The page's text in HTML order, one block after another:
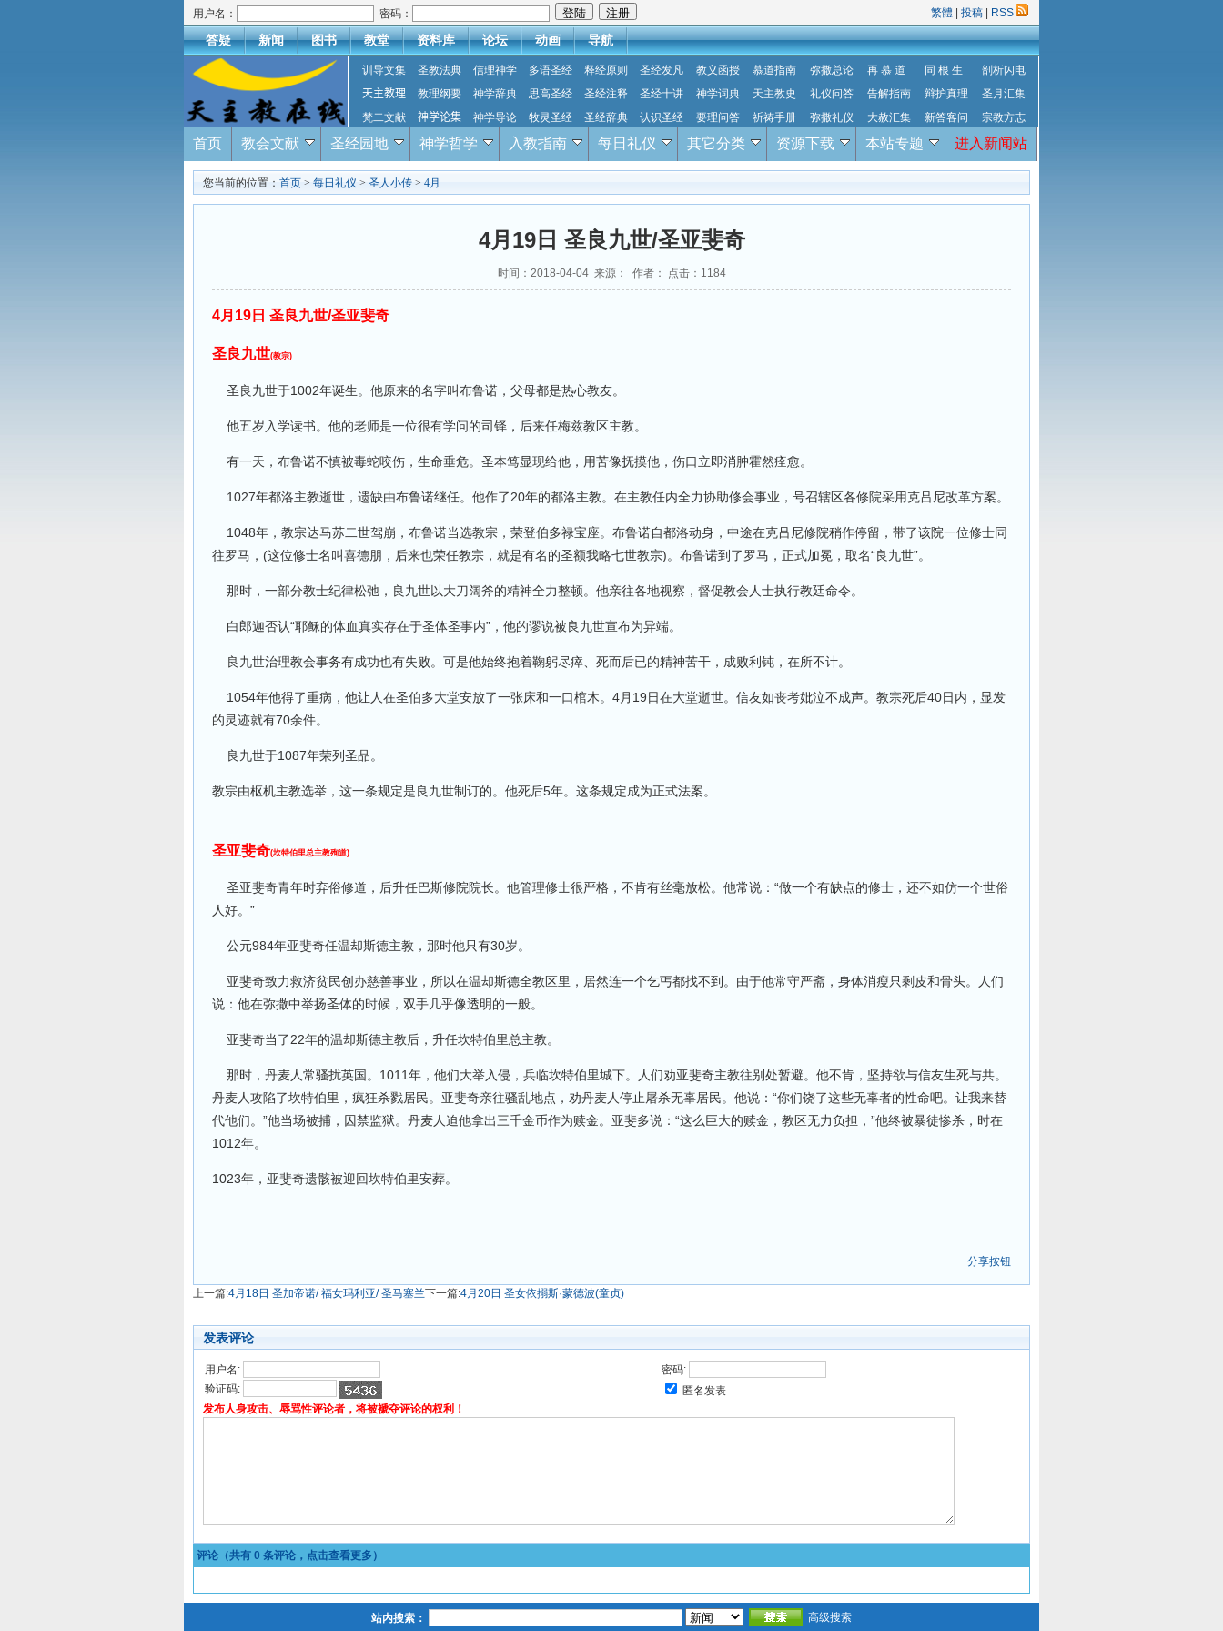
用户名： 密码： 繁體 投稿 RSS
答疑 新闻 图书 教堂 资料库 论坛 动画 导航
训导文集 圣教法典 信理神学 多语圣经 释经原则 圣经发凡 教义函授 慕道指南 弥撒总论 再 慕 道 同 根 生
剖析闪电
天主教理
教理纲要 神学辞典 思高圣经 圣经注释 圣经十讲 神学词典 天主教史 礼仪问答 告解指南 辩护真理
圣月汇集
梵二文献
神学论集 神学导论 牧灵圣经 圣经辞典 认识圣经 要理问答 祈祷手册 弥撒礼仪 大赦汇集 新答客问 宗教方志
首页 教会文献 圣经园地 神学哲学 入教指南 每日礼仪 其它分类 资源下载 本站专题 进入新闻站
您当前的位置： 首页 > 每日礼仪 > 圣人小传 > 4月
4月19日 圣良九世/圣亚斐奇
时间：2018-04-04 来源： 作者： 点击： 1184
4月19日 圣良九世/圣亚斐奇
圣良九世(教宗)
圣良九世于1002年诞生。他原来的名字叫布鲁诺，父母都是热心教友。
他五岁入学读书。他的老师是一位很有学问的司铎，后来任梅兹教区主教。
有一天，布鲁诺不慎被毒蛇咬伤，生命垂危。圣本笃显现给他，用苦像抚摸他，伤口立即消肿霍然痊愈。
1027年都洛主教逝世，遗缺由布鲁诺继任。他作了20年的都洛主教。在主教任内全力协助修会事业，号召辖区各修院采用克吕尼改革方案。
1048年，教宗达马苏二世驾崩，布鲁诺当选教宗，荣登伯多禄宝座。布鲁诺自都洛动身，中途在克吕尼修院稍作停留，带了该院一位修士同
往罗马，(这位修士名叫喜德朋，后来也荣任教宗，就是有名的圣额我略七世教宗)。布鲁诺到了罗马，正式加冕，取名“良九世”。
那时，一部分教士纪律松弛，良九世以大刀阔斧的精神全力整顿。他亲往各地视察，督促教会人士执行教廷命令。
白郎迦否认“耶稣的体血真实存在于圣体圣事内”，他的谬说被良九世宣布为异端。
良九世治理教会事务有成功也有失败。可是他始终抱着鞠躬尽瘁、死而后已的精神苦干，成败利钝，在所不计。
1054年他得了重病，他让人在圣伯多大堂安放了一张床和一口棺木。4月19日在大堂逝世。信友如丧考妣泣不成声。教宗死后40日内，显发
的灵迹就有70余件。
良九世于1087年荣列圣品。
教宗由枢机主教选举，这一条规定是良九世制订的。他死后5年。这条规定成为正式法案。
圣亚斐奇(坎特伯里总主教殉道)
圣亚斐奇青年时弃俗修道，后升任巴斯修院院长。他管理修士很严格，不肯有丝毫放松。他常说：“做一个有缺点的修士，还不如仿一个世俗
人好。”
公元984年亚斐奇任温却斯德主教，那时他只有30岁。
亚斐奇致力救济贫民创办慈善事业，所以在温却斯德全教区里，居然连一个乞丐都找不到。由于他常守严斋，身体消瘦只剩皮和骨头。人们
说：他在弥撒中举扬圣体的时候，双手几乎像透明的一般。
亚斐奇当了22年的温却斯德主教后，升任坎特伯里总主教。
那时，丹麦人常骚扰英国。1011年，他们大举入侵，兵临坎特伯里城下。人们劝亚斐奇主教往别处暂避。他不肯，坚持欲与信友生死与共。
丹麦人攻陷了坎特伯里，疯狂杀戮居民。亚斐奇亲往骚乱地点，劝丹麦人停止屠杀无辜居民。他说：“你们饶了这些无辜者的性命吧。让我来替
代他们。”他当场被捕，囚禁监狱。丹麦人迫他拿出三千金币作为赎金。亚斐多说：“这么巨大的赎金，教区无力负担，”他终被暴徒惨杀，时在
1012年。
1023年，亚斐奇遗骸被迎回坎特伯里安葬。
分享按钮
上一篇:4月18日 圣加帝诺/ 福女玛利亚/ 圣马塞兰下一篇:4月20日 圣女依搦斯·蒙德波(童贞)
发表评论
用户名:
密码:
验证码:
匿名发表
发布人身攻击、辱骂性评论者，将被褫夺评论的权利！
评论（共有 0 条评论，点击查看更多）
站内搜索： 高级搜索